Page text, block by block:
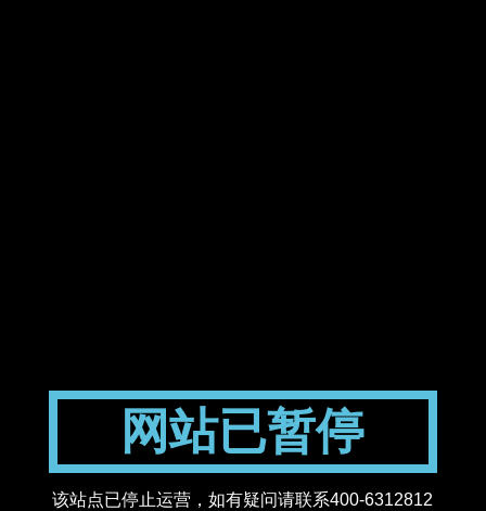
网站已暂停
该站点已停止运营，如有疑问请联系400-6312812